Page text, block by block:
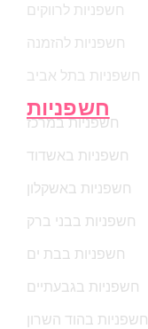
חשפניות לרווקים
חשפניות להזמנה
חשפניות בתל אביב
חשפניות
חשפניות במרכז
חשפניות באשדוד
חשפניות באשקלון
חשפניות בבני ברק
חשפניות בבת ים
חשפניות בגבעתיים
חשפניות בהוד השרון